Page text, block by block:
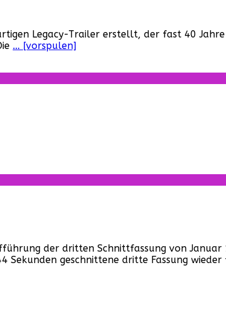
Legacy-Trailer erstellt, der fast 40
… [vorspulen]
der dritten Schnittfassung von Januar
Sekunden geschnittene dritte Fassung